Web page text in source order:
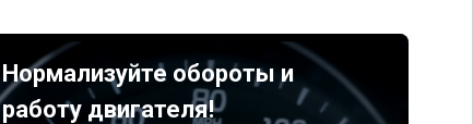
Нормализуйте обороты и
работу двигателя!